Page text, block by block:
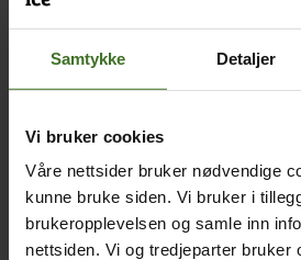
Samtykke Detaljer
Vi bruker cookies
Våre nettsider bruker nødvendige
kunne bruke siden. Vi bruker i
brukeropplevelsen og samle inn
nettsiden. Vi og tredjeparter bruker